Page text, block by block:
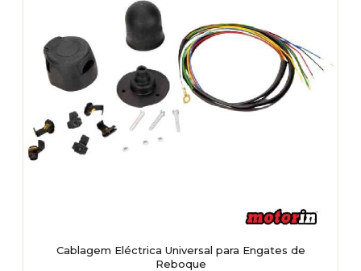
the
product
Cablagem Eléctrica Universal para Engates de
Reboque